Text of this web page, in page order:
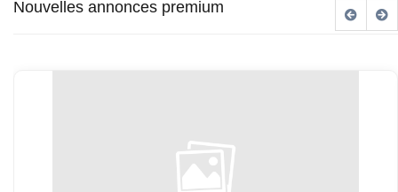
Nouvelles annonces premium